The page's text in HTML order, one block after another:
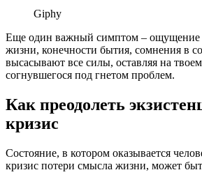
Giphy
Еще один важный симптом – ощущение
жизни, конечности бытия, сомнения в
высасывают все силы, оставляя на
согнувшегося под гнетом проблем.
Как преодолеть
кризис
Состояние, в котором оказывается
кризис потери смысла жизни, может